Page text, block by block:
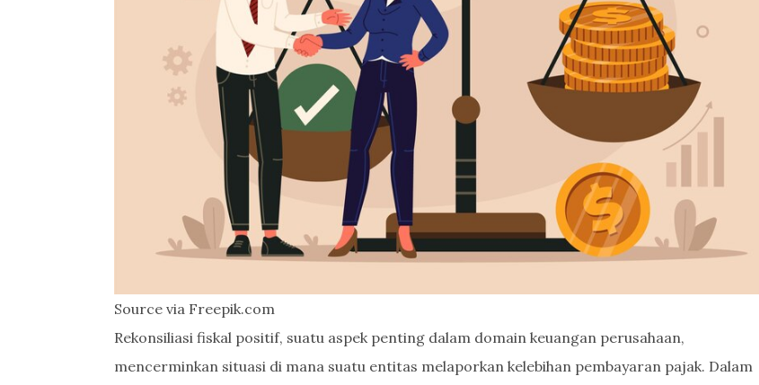
Source via Freepik.com
Rekonsiliasi fiskal positif, suatu aspek penting dalam domain keuangan perusahaan,
mencerminkan situasi di mana suatu entitas melaporkan kelebihan pembayaran pajak. Dalam